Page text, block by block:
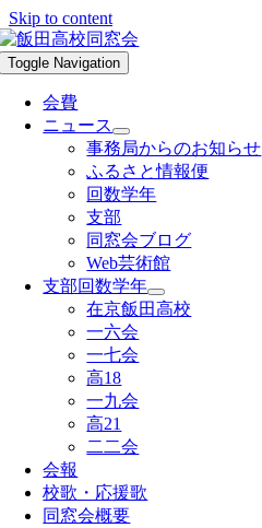
Skip to content
Toggle Navigation
会費
ニュース
事務局からのお知らせ
ふるさと情報便
回数学年
支部
同窓会ブログ
Web芸術館
支部回数学年
在京飯田高校
一六会
一七会
高18
一九会
高21
二二会
会報
校歌・応援歌
同窓会概要